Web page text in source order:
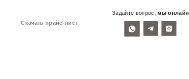
Скачать прайс-лист
Задайте вопрос,мы онлайн